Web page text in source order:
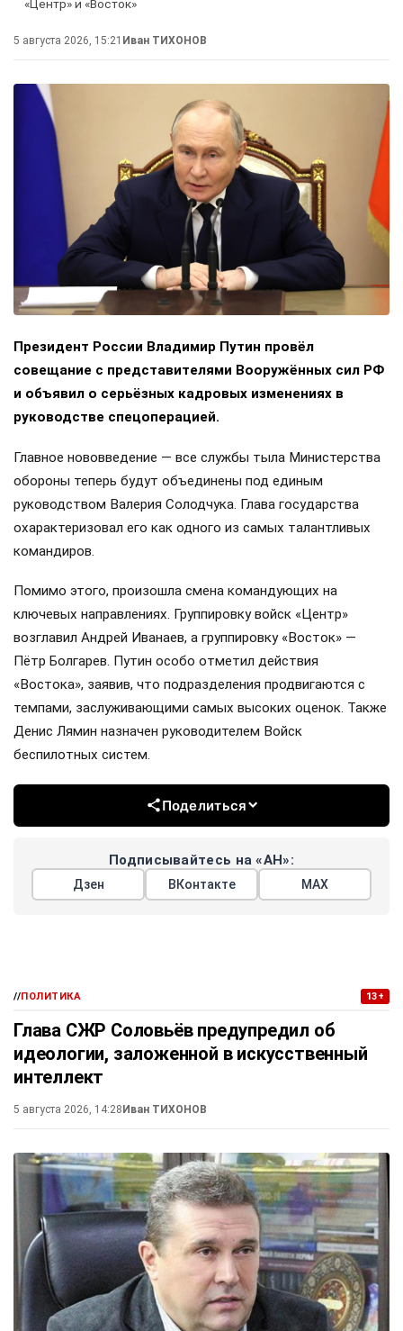
«Центр» и «Восток»
5 августа 2026, 15:21 Иван ТИХОНОВ
Президент России Владимир Путин провёл
совещание с представителями Вооружённых сил РФ
и объявил о серьёзных кадровых изменениях в
руководстве спецоперацией.
Главное нововведение — все службы тыла Министерства
обороны теперь будут объединены под единым
руководством Валерия Солодчука. Глава государства
охарактеризовал его как одного из самых талантливых
командиров.
Помимо этого, произошла смена командующих на
ключевых направлениях. Группировку войск «Центр»
возглавил Андрей Иванаев, а группировку «Восток» —
Пётр Болгарев. Путин особо отметил действия
«Востока», заявив, что подразделения продвигаются с
темпами, заслуживающими самых высоких оценок. Также
Денис Лямин назначен руководителем Войск
беспилотных систем.
Поделиться
Подписывайтесь на «АН»:
Дзен ВКонтакте МАХ
//ПОЛИТИКА 13+
Глава СЖР Соловьёв предупредил об
идеологии, заложенной в искусственный
интеллект
5 августа 2026, 14:28Иван ТИХОНОВ